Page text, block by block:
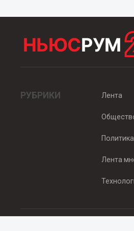
РУБРИКИ Лента
Политика
Лента